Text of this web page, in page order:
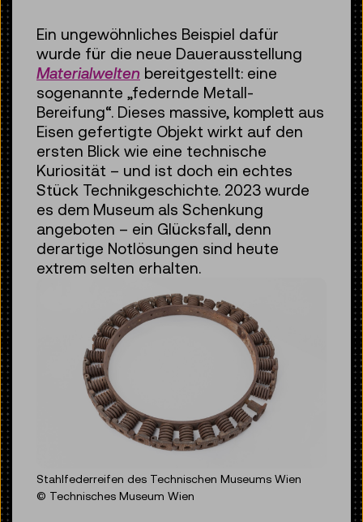
Ein ungewöhnliches Beispiel dafür
wurde für die neue Dauerausstellung
Materialwelten bereitgestellt: eine
sogenannte „federnde Metall-
Bereifung“. Dieses massive, komplett aus
Eisen gefertigte Objekt wirkt auf den
ersten Blick wie eine technische
Kuriosität – und ist doch ein echtes
Stück Technikgeschichte. 2023 wurde
es dem Museum als Schenkung
angeboten – ein Glücksfall, denn
derartige Notlösungen sind heute
extrem selten erhalten.
Stahlfederreifen des Technischen Museums Wien
© Technisches Museum Wien